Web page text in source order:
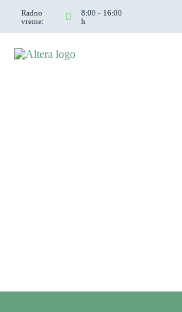
Radno
vreme:
8:00 - 16:00
h